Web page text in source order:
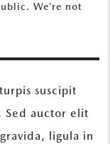
We’re not
suscipit
Sed auctor elit
ligula in